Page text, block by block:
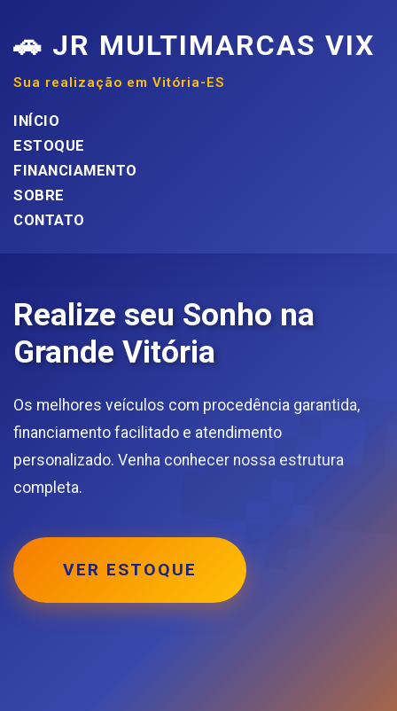
🚗 JR MULTIMARCAS VIX
Sua realização em Vitória-ES
INÍCIO
ESTOQUE
FINANCIAMENTO
SOBRE
CONTATO
Realize seu Sonho na
Grande Vitória
Os melhores veículos com procedência garantida,
financiamento facilitado e atendimento
personalizado. Venha conhecer nossa estrutura
completa.
VER ESTOQUE